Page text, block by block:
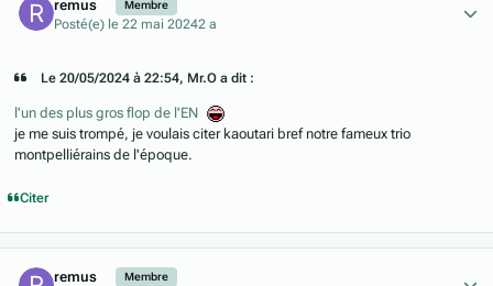
remus Membre
Posté(e) le 22 mai 20242 a
Le 20/05/2024 à 22:54, Mr.O a dit :
l'un des plus gros flop de l'EN
je me suis trompé, je voulais citer kaoutari bref notre fameux trio
montpelliérains de l'époque.
Citer
remus Membre